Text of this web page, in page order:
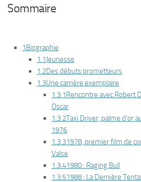
Sommaire
1Biographie
1.1Jeunesse
1.2Des débuts prometteurs
1.3Une carrière exemplaire
1.3.1Rencontre avec Robert
Oscar
1.3.2Taxi Driver, palme d’or
1976
1.3.31978, premier film de
Valse
1.3.41980 : Raging Bull
1.3.51988 : La Dernière